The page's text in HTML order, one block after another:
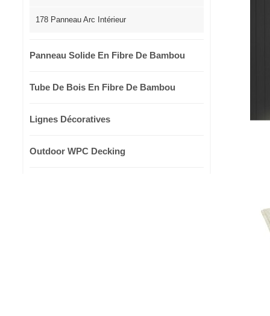
178 Panneau Arc Intérieur
Panneau Solide En Fibre De Bambou
Tube De Bois En Fibre De Bambou
Lignes Décoratives
Outdoor WPC Decking